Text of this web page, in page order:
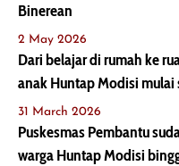
Binerean
2 May 2026
Dari belajar di rumah ke
anak Huntap Modisi mulai
31 March 2026
Puskesmas Pembantu
warga Huntap Modisi